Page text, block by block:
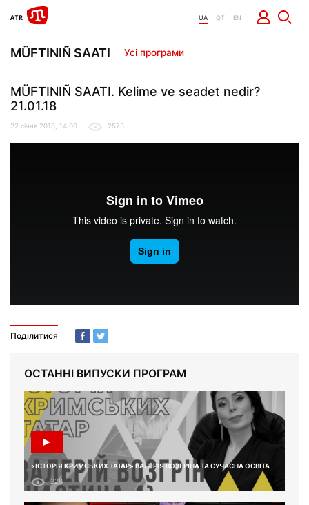
UA QT EN
MÜFTINIÑ SAATI Усі програми
MÜFTINIÑ SAATI. Kelime ve seadet nedir?
21.01.18
22 січня 2018, 14:00 2573
Поділитися
ОСТАННІ ВИПУСКИ ПРОГРАМ
«ІСТОРІЯ КРИМСЬКИХ ТАТАР» ВАЛЕРІЯ ВОЗГРІНА ТА СУЧАСНА ОСВІТА
229